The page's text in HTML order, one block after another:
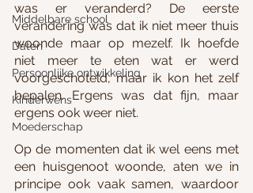
Middelbare school
Daten
Persoonlijke ontwikkeling
Kinderwens
Moederschap
was er veranderd? De eerste
verandering was dat ik niet meer thuis
woonde maar op mezelf. Ik hoefde
niet meer te eten wat er werd
voorgeschoteld, maar ik kon het zelf
bepalen. Ergens was dat fijn, maar
ergens ook weer niet.
Op de momenten dat ik wel eens met
een huisgenoot woonde, aten we in
principe ook vaak samen, waardoor